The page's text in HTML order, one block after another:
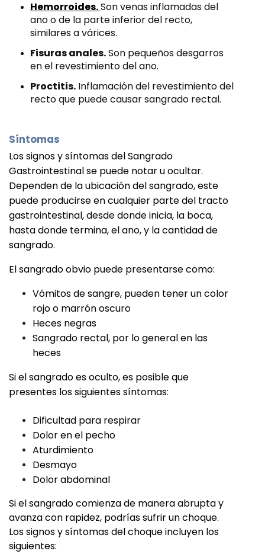
Hemorroides.Son venas inflamadas del
ano o de la parte inferior del recto,
similares a várices.
Fisuras anales.Son pequeños desgarros
en el revestimiento del ano.
Proctitis. Inflamación del revestimiento del
recto que puede causar sangrado rectal.
Síntomas
Los signos y síntomas del Sangrado
Gastrointestinal se puede notar u ocultar.
Dependen de la ubicación del sangrado, este
puede producirse en cualquier parte del tracto
gastrointestinal,desde donde inicia, la boca,
hasta donde termina, el ano, y la cantidad de
sangrado.
El sangrado obvio puede presentarse como:
Vómitos de sangre, pueden tener un color
rojo o marrón oscuro
Heces negras
Sangrado rectal, por lo general en las
heces
Si el sangrado es oculto, es posible que
presentes los siguientes síntomas:
Dificultad para respirar
Dolor en el pecho
Aturdimiento
Desmayo
Dolor abdominal
Si el sangrado comienza de manera abrupta y
avanza con rapidez, podrías sufrir un choque.
Los signos y síntomas del choque incluyen los
siguientes: